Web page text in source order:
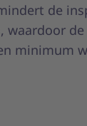
de
waardoor
minimum